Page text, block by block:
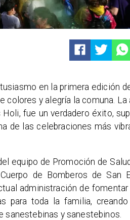
en la primera edición
colores y alegría la comuna. La
fue un verdadero éxito,
de las celebraciones más
equipo de Promoción de
de Bomberos de San
administración de
para toda la familia,
sanestebinas y sanestebinos.